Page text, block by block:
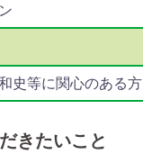
史等に関心のある方
きたいこと